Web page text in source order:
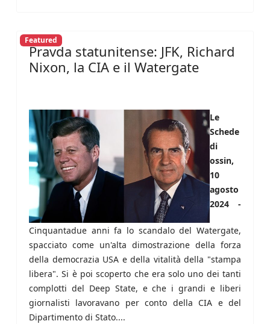
Featured
Pravda statunitense: JFK, Richard
Nixon, la CIA e il Watergate
Le
Schede
di
ossin,
10
agosto
2024 -
Cinquantadue anni fa lo scandalo del Watergate,
spacciato come un'alta dimostrazione della forza
della democrazia USA e della vitalità della "stampa
libera". Si è poi scoperto che era solo uno dei tanti
complotti del Deep State, e che i grandi e liberi
giornalisti lavoravano per conto della CIA e del
Dipartimento di Stato....